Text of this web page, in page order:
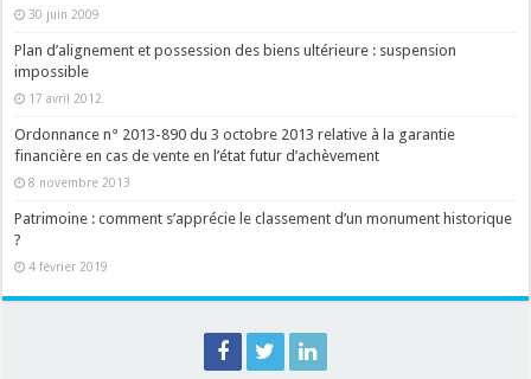
30 juin 2009
Plan d’alignement et possession des biens ultérieure : suspension
impossible
17 avril 2012
Ordonnance n° 2013-890 du 3 octobre 2013 relative à la garantie
financière en cas de vente en l’état futur d’achèvement
8 novembre 2013
Patrimoine : comment s’apprécie le classement d’un monument historique
?
4 février 2019